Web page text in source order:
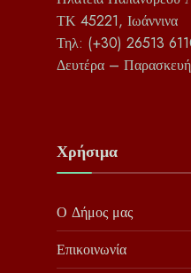
ΤΚ 45221, Ιωάννινα
Τηλ: (+30) 26513
Δευτέρα –
Χρήσιμα
Ο Δήμος μας
Επικοινωνία